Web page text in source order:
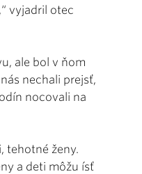
vyjadril otec
ale bol v ňom
nechali prejsť,
nocovali na
tehotné ženy.
a deti môžu ísť